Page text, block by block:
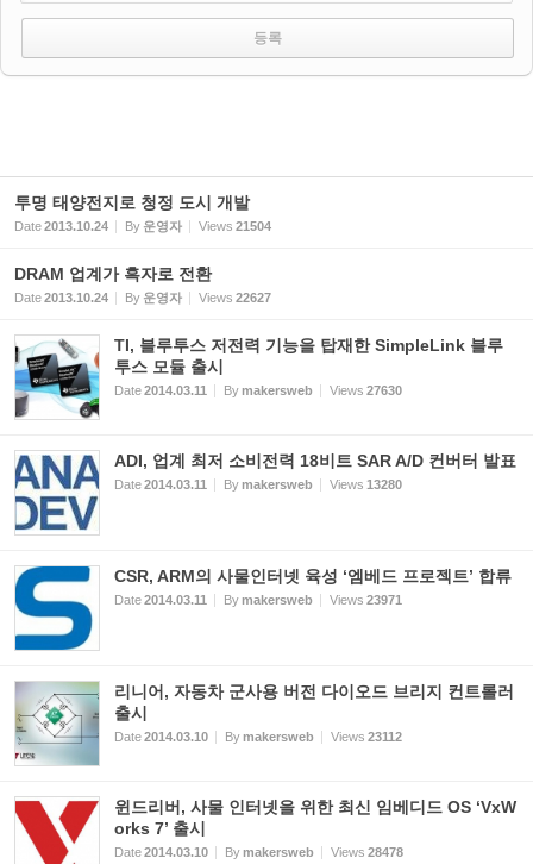
투명 태양전지로 청정 도시 개발
Date2013.10.24 By 운영자 Views 21504
DRAM 업계가 흑자로 전환
Date2013.10.24 By 운영자 Views 22627
TI, 블루투스 저전력 기능을 탑재한 SimpleLink 블루
투스 모듈 출시
Date2014.03.11 Bymakersweb Views 27630
ADI, 업계 최저 소비전력 18비트 SAR A/D 컨버터 발표
Date2014.03.11 Bymakersweb Views 13280
CSR, ARM의 사물인터넷 육성 ‘엠베드 프로젝트’ 합류
Date2014.03.11 Bymakersweb Views 23971
리니어, 자동차 군사용 버전 다이오드 브리지 컨트롤러
출시
Date2014.03.10 Bymakersweb Views 23112
윈드리버, 사물 인터넷을 위한 최신 임베디드 OS ‘VxW
orks 7’ 출시
Date2014.03.10 Bymakersweb Views 28478